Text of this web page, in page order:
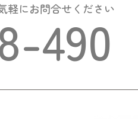
軽にお問合せください
490